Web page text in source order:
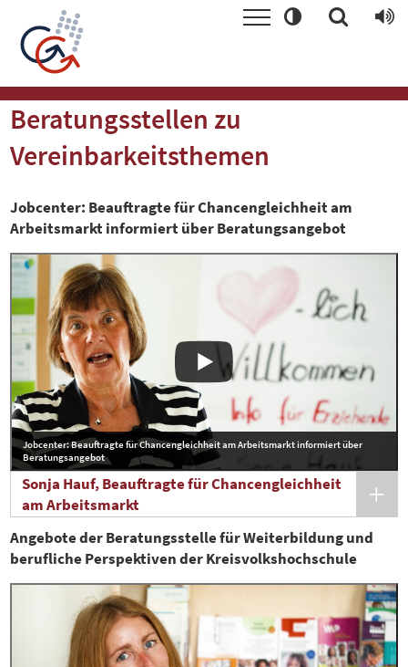
Beratungsstellen zu
Vereinbarkeitsthemen
Jobcenter: Beauftragte für Chancengleichheit am
Arbeitsmarkt informiert über Beratungsangebot
Jobcenter: Beauftragte für Chancengleichheit am Arbeitsmarkt informiert über
Beratungsangebot
Sonja Hauf, Beauftragte für Chancengleichheit
am Arbeitsmarkt
Angebote der Beratungsstelle für Weiterbildung und
berufliche Perspektiven der Kreisvolkshochschule